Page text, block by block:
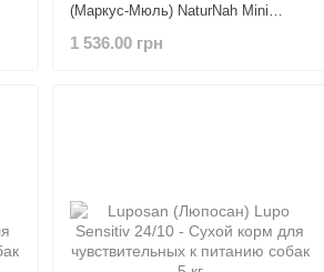
(Маркус-Мюль) NaturNah Mini
мелких пород 5 кг
1 536.00 грн